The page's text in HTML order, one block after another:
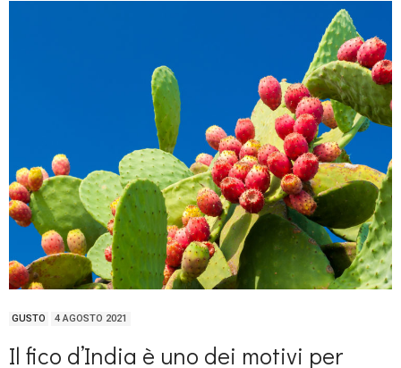
GUSTO 4 AGOSTO 2021
Il fico d’India è uno dei motivi per